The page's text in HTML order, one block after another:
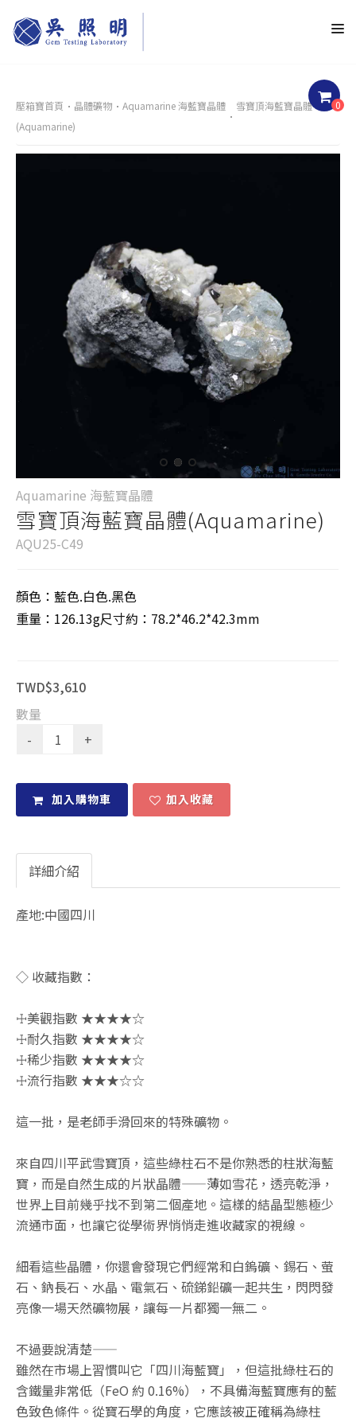
0
壓箱寶首頁 晶體礦物 Aquamarine 海藍寶晶體
雪寶頂海藍寶晶體
(Aquamarine)
Aquamarine 海藍寶晶體
雪寶頂海藍寶晶體(Aquamarine)
AQU25-C49
顏色：藍色.白色.黑色
重量：126.13g尺寸約：78.2*46.2*42.3mm
TWD$3,610
數量
加入購物車 加入收藏
詳細介紹
產地:中國四川
◇ 收藏指數：
☩美觀指數 ★★★★☆
☩耐久指數 ★★★★☆
☩稀少指數 ★★★★☆
☩流行指數 ★★★☆☆
這一批，是老師手滑回來的特殊礦物。
來自四川平武雪寶頂，這些綠柱石不是你熟悉的柱狀海藍
寶，而是自然生成的片狀晶體——薄如雪花，透亮乾淨，
世界上目前幾乎找不到第二個產地。這樣的結晶型態極少
流通市面，也讓它從學術界悄悄走進收藏家的視線。
細看這些晶體，你還會發現它們經常和白鎢礦、錫石、萤
石、鈉長石、水晶、電氣石、硫銻鉛礦一起共生，閃閃發
亮像一場天然礦物展，讓每一片都獨一無二。
不過要說清楚——
雖然在市場上習慣叫它「四川海藍寶」，但這批綠柱石的
含鐵量非常低（FeO 約 0.16%），不具備海藍寶應有的藍
色致色條件。從寶石學的角度，它應該被正確稱為綠柱